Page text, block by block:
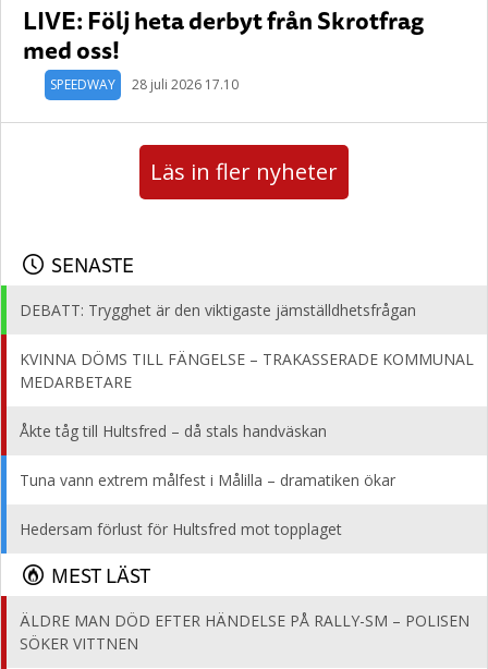
LIVE: Följ heta derbyt från Skrotfrag
med oss!
SPEEDWAY 28 juli 2026 17.10
Läs in fler nyheter
SENASTE
DEBATT: Trygghet är den viktigaste jämställdhetsfrågan
KVINNA DÖMS TILL FÄNGELSE – TRAKASSERADE KOMMUNAL
MEDARBETARE
Åkte tåg till Hultsfred – då stals handväskan
Tuna vann extrem målfest i Målilla – dramatiken ökar
Hedersam förlust för Hultsfred mot topplaget
MEST LÄST
ÄLDRE MAN DÖD EFTER HÄNDELSE PÅ RALLY-SM – POLISEN
SÖKER VITTNEN